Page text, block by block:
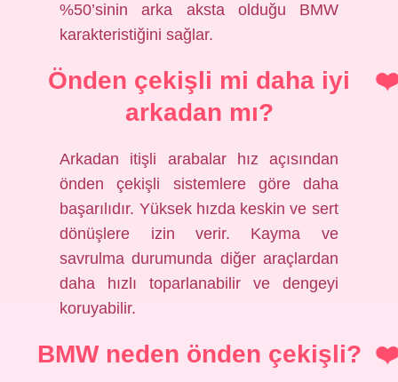
%50’sinin arka aksta olduğu BMW
karakteristiğini sağlar.
Önden çekişli mi daha iyi
arkadan mı?
Arkadan itişli arabalar hız açısından
önden çekişli sistemlere göre daha
başarılıdır. Yüksek hızda keskin ve sert
dönüşlere izin verir. Kayma ve
savrulma durumunda diğer araçlardan
daha hızlı toparlanabilir ve dengeyi
koruyabilir.
BMW neden önden çekişli?